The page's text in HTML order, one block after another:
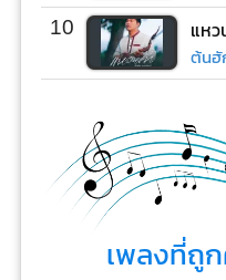
10 แหว
ต้นฮั
เพลงที่ถู